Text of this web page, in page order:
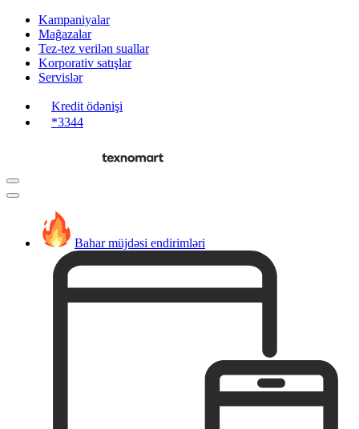
Kampaniyalar
Mağazalar
Tez-tez verilən suallar
Korporativ satışlar
Servislər
Kredit ödənişi
*3344
Bahar müjdəsi endirimləri